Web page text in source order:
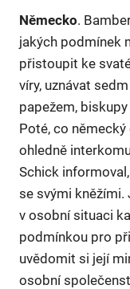
Německo.
jakých podmínek
přistoupit ke
víry, uznávat
papežem,
Poté, co
ohledně
Schick
se svými
v osobní situaci
podmínkou pro
uvědomit si její
osobní